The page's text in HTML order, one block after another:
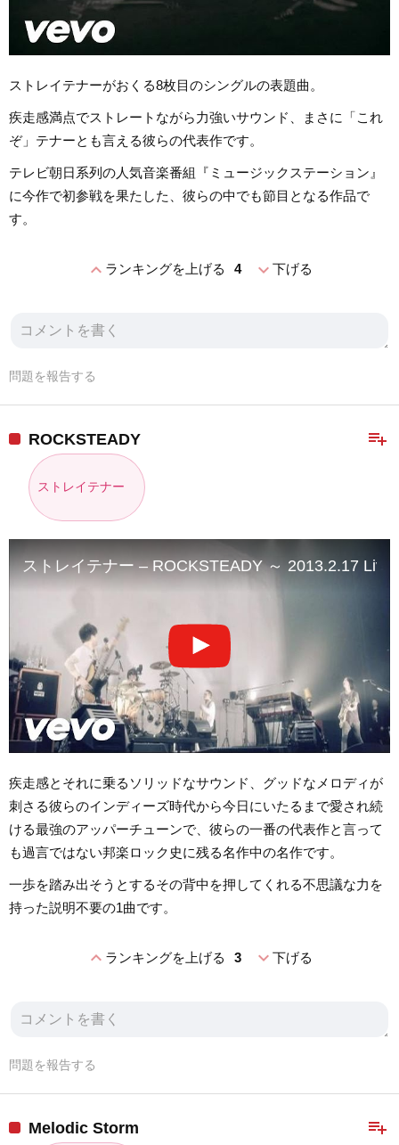
ストレイテナーがおくる8枚目のシングルの表題曲。
疾走感満点でストレートながら力強いサウンド、まさに「これ
ぞ」テナーとも言える彼らの代表作です。
テレビ朝日系列の人気音楽番組『ミュージックステーション』
に今作で初参戦を果たした、彼らの中でも節目となる作品で
す。
expand_lessランキングを上げる 4 expand_more下げる
問題を報告する
playlist_add
ROCKSTEADY
ストレイテナー
ストレイテナー – ROCKSTEADY ～ 2013.2.17 Live
疾走感とそれに乗るソリッドなサウンド、グッドなメロディが
刺さる彼らのインディーズ時代から今日にいたるまで愛され続
ける最強のアッパーチューンで、彼らの一番の代表作と言って
も過言ではない邦楽ロック史に残る名作中の名作です。
一歩を踏み出そうとするその背中を押してくれる不思議な力を
持った説明不要の1曲です。
expand_lessランキングを上げる 3 expand_more下げる
問題を報告する
playlist_add
Melodic Storm